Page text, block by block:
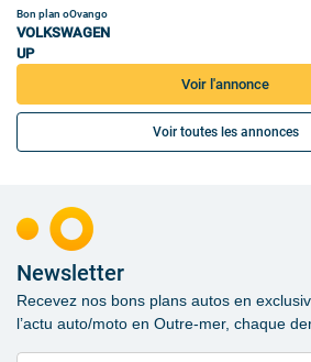
Bon plan oOvango
VOLKSWAGEN
UP
Voir l'annonce
Voir toutes les annonces
Newsletter
Recevez nos bons plans autos en
l’actu auto/moto en Outre-mer, chaque